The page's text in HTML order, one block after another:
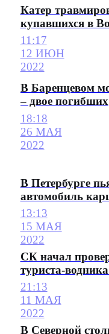
Катер
купавшихся в
11:17
12 ИЮН
2022
В Баренцевом
– двое погибших
18:18
26 МАЯ
2022
В Петербурге
автомобиль
13:13
15 МАЯ
2022
СК начал
туриста-
21:13
11 МАЯ
2022
В Северной